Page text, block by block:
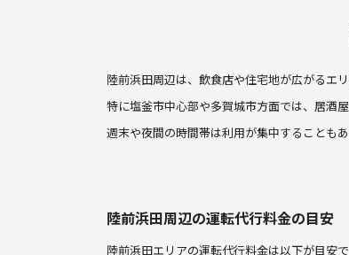
陸前浜田周辺は、飲食店や住宅地が広がるエ
特に塩釜市中心部や多賀城市方面では、居酒
週末や夜間の時間帯は利用が集中することも
陸前浜田周辺の運転代行料金の目安
陸前浜田エリアの運転代行料金は以下が目安で